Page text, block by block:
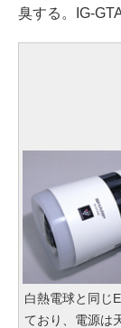
臭する。IG-
白熱電球と同じ
ており、電源は